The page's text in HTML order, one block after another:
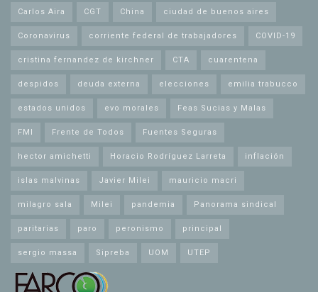
Carlos Aira CGT China ciudad de buenos aires
Coronavirus corriente federal de trabajadores COVID-19
cristina fernandez de kirchner CTA cuarentena
despidos deuda externa elecciones emilia trabucco
estados unidos evo morales Feas Sucias y Malas
FMI Frente de Todos Fuentes Seguras
hector amichetti Horacio Rodríguez Larreta inflación
islas malvinas Javier Milei mauricio macri
milagro sala Milei pandemia Panorama sindical
paritarias paro peronismo principal
sergio massa Sipreba UOM UTEP